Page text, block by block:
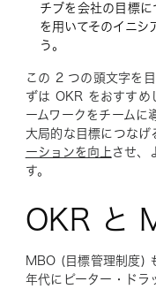
チブを会社の目標
を用いてそのイニシ
う。
この 2 つの頭文字を
ずは OKR をおすすめ
ームワークをチームに
大局的な目標につなげ
ーションを向上 させ、
す。
OKR と
MBO (目標管理制度)
年代にピーター・ド